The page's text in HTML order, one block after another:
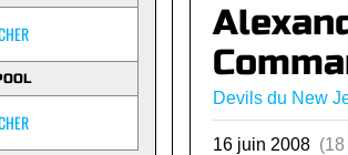
Devils du New
16 juin 2008